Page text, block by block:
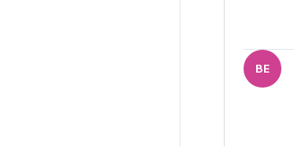
BE